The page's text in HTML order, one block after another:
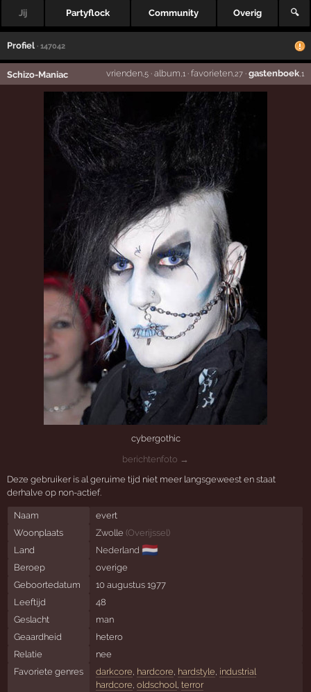
Jij Partyflock Community Overig 🔍
Profiel · 147042
Schizo-Maniac vrienden,5· album ,1· favorieten,27· gastenboek,1
cybergothic
berichtenfoto →
Deze gebruiker is al geruime tijd niet meer langsgeweest en staat
derhalve op non-actief.
Naam
evert
Woonplaats
Zwolle (Overijssel)
Land
Nederland 🇳🇱
Beroep
overige
Geboortedatum
10 augustus 1977
Leeftijd
48
Geslacht
man
Geaardheid
hetero
Relatie
nee
Favoriete genres
darkcore, hardcore, hardstyle, industrial
hardcore, oldschool, terror